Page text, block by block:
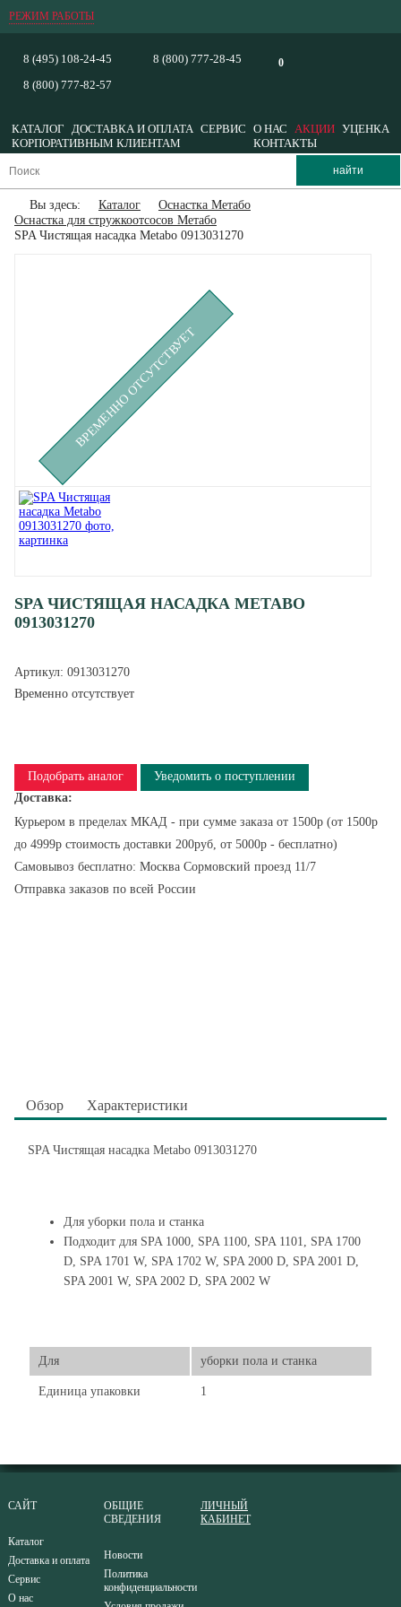
РЕЖИМ РАБОТЫ
0
8 (495) 108-24-45
8 (800) 777-82-57
8 (800) 777-28-45
КАТАЛОГ ДОСТАВКА И ОПЛАТА СЕРВИС О НАС АКЦИИ УЦЕНКА
КОРПОРАТИВНЫМ КЛИЕНТАМ
КОНТАКТЫ
Вы здесь: Каталог
Оснастка Метабо
Оснастка для стружкоотсосов Метабо
SPA Чистящая насадка Metabo 0913031270
ВРЕМЕННО ОТСУТСТВУЕТ
SPA ЧИСТЯЩАЯ НАСАДКА METABO
0913031270
Артикул: 0913031270
Временно отсутствует
Подобрать аналог
Уведомить о поступлении
Доставка:
Курьером в пределах МКАД - при сумме заказа от 1500р (от 1500р
до 4999р стоимость доставки 200руб, от 5000р - бесплатно)
Самовывоз бесплатно: Москва Сормовский проезд 11/7
Отправка заказов по всей России
Обзор Характеристики
SPA Чистящая насадка Metabo 0913031270
Для уборки пола и станка
Подходит для SPA 1000, SPA 1100, SPA 1101, SPA 1700
D, SPA 1701 W, SPA 1702 W, SPA 2000 D, SPA 2001 D,
SPA 2001 W, SPA 2002 D, SPA 2002 W
Для уборки пола и станка
Единица упаковки 1
САЙТ
Каталог
Доставка и оплата
Сервис
О нас
ОБЩИЕ
СВЕДЕНИЯ
Новости
Политика
конфиденциальности
ЛИЧНЫЙ
КАБИНЕТ